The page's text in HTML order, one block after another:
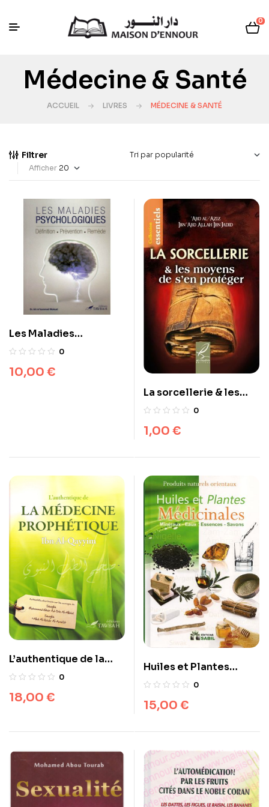
0
Médecine & Santé
ACCUEIL LIVRES MÉDECINE & SANTÉ
Filtrer
Afficher
Les Maladies
Psychologiques
0
10,00 €
La sorcellerie & les
moyens de s’en
0
1,00 €
L’authentique de la
médecine Prophétique
0
18,00 €
Huiles et Plantes
médicinales
0
15,00 €